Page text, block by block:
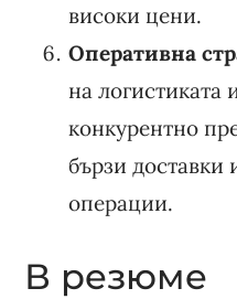
високи цени.
Оперативна
на логистиката
конкурентно
бързи
операции.
В резюме